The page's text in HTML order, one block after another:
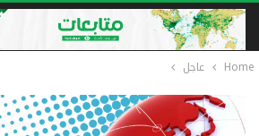
Home عاجل